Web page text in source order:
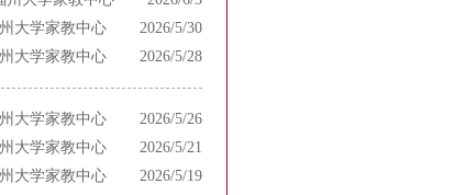
大学家教中心
2026/5/30
大学家教中心
2026/5/28
大学家教中心 2026/5/26
大学家教中心
2026/5/21
大学家教中心
2026/5/19